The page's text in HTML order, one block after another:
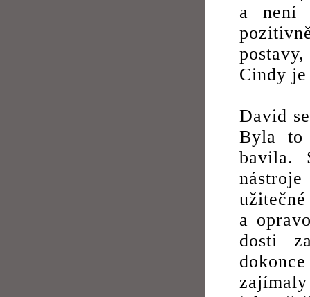
a není
Cindy
David
Byla to
bavila.
a
dosti